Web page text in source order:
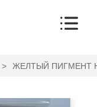
> ЖЕЛТЫЙ ПИГМЕНТ